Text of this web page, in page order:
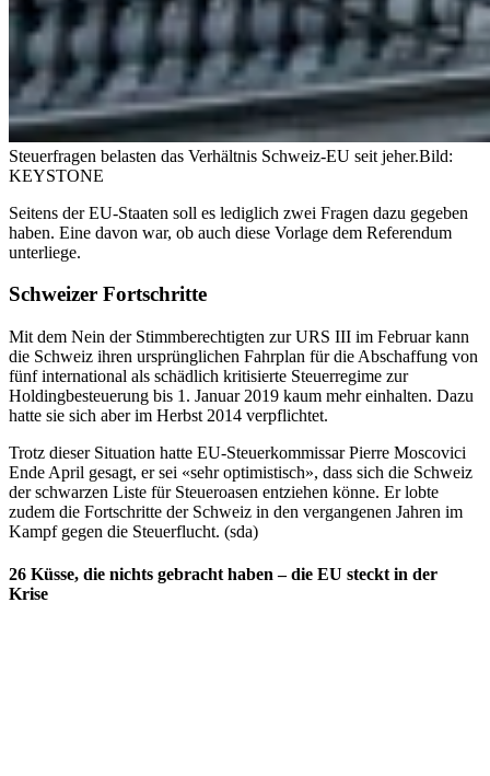
Steuerfragen belasten das Verhältnis Schweiz-EU seit jeher.Bild:
KEYSTONE
Seitens der EU-Staaten soll es lediglich zwei Fragen dazu gegeben
haben. Eine davon war, ob auch diese Vorlage dem Referendum
unterliege.
Schweizer Fortschritte
Mit dem Nein der Stimmberechtigten zur URS III im Februar kann
die Schweiz ihren ursprünglichen Fahrplan für die Abschaffung von
fünf international als schädlich kritisierte Steuerregime zur
Holdingbesteuerung bis 1. Januar 2019 kaum mehr einhalten. Dazu
hatte sie sich aber im Herbst 2014 verpflichtet.
Trotz dieser Situation hatte EU-Steuerkommissar Pierre Moscovici
Ende April gesagt, er sei «sehr optimistisch», dass sich die Schweiz
der schwarzen Liste für Steueroasen entziehen könne. Er lobte
zudem die Fortschritte der Schweiz in den vergangenen Jahren im
Kampf gegen die Steuerflucht. (sda)
26 Küsse, die nichts gebracht haben – die EU steckt in der
Krise